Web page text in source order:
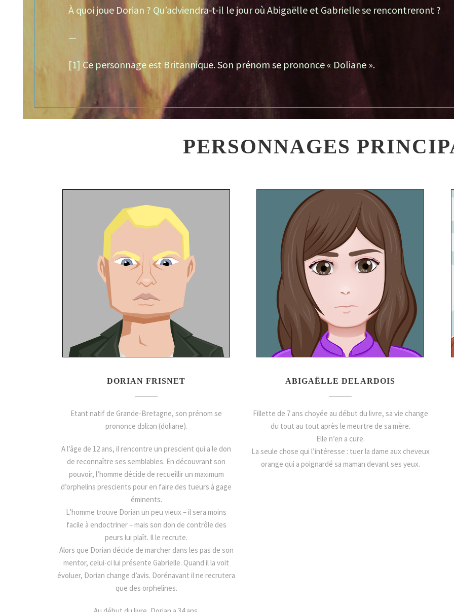
À quoi joue Dorian ? Qu’adviendra-t-il le jour où Abigaëlle et Gabrielle se rencontreront ?
—
[1] Ce personnage est Britannique. Son prénom se prononce « Doliane ».
PERSONNAGES
DORIAN FRISNET
Etant natif de Grande-Bretagne, son prénom se
prononce dɔliːən (doliane).
A l’âge de 12 ans, il rencontre un prescient qui a le don
de reconnaître ses semblables. En découvrant son
pouvoir, l’homme décide de recueillir un maximum
d’orphelins prescients pour en faire des tueurs à gage
éminents.
L’homme trouve Dorian un peu vieux – il sera moins
facile à endoctriner – mais son don de contrôle des
peurs lui plaît. Il le recrute.
Alors que Dorian décide de marcher dans les pas de son
mentor, celui-ci lui présente Gabrielle. Quand il la voit
évoluer, Dorian change d’avis. Dorénavant il ne recrutera
que des orphelines.
ABIGAËLLE DELARDOIS
Fillette de 7 ans choyée au début du livre, sa vie change
du tout au tout après le meurtre de sa mère.
Elle n’en a cure.
La seule chose qui l’intéresse : tuer la dame aux cheveux
orange qui a poignardé sa maman devant ses yeux.